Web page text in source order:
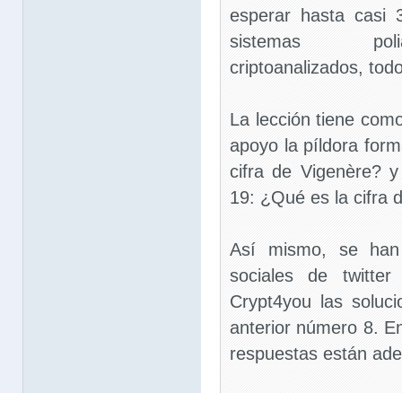
esperar hasta casi
sistemas
criptoanalizados,
La lección tiene
apoyo la píldora
cifra de Vigenère?
19: ¿Qué es la cifra
Así mismo, se
sociales de
Crypt4you las
anterior número 8.
respuestas están